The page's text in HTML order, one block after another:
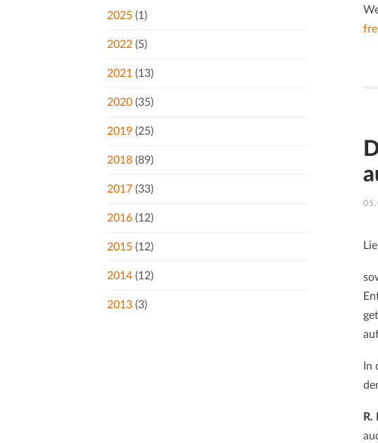
In
R.
2025 (1)
2022 (5)
2021 (13)
2020 (35)
2019 (25)
2018 (89)
2017 (33)
2016 (12)
2015 (12)
2014 (12)
2013 (3)